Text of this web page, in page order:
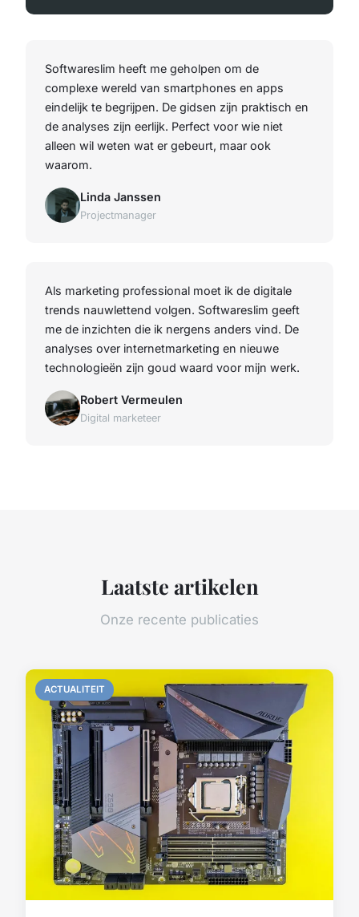
Softwareslim heeft me geholpen om de
complexe wereld van smartphones en apps
eindelijk te begrijpen. De gidsen zijn praktisch en
de analyses zijn eerlijk. Perfect voor wie niet
alleen wil weten wat er gebeurt, maar ook
waarom.
Linda Janssen
Projectmanager
Als marketing professional moet ik de digitale
trends nauwlettend volgen. Softwareslim geeft
me de inzichten die ik nergens anders vind. De
analyses over internetmarketing en nieuwe
technologieën zijn goud waard voor mijn werk.
Robert Vermeulen
Digital marketeer
Laatste artikelen
Onze recente publicaties
ACTUALITEIT